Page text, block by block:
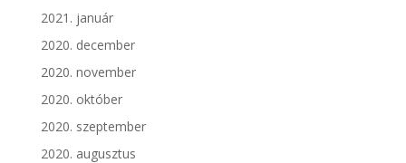
2021. január
2020. december
2020. november
2020. október
2020. szeptember
2020. augusztus